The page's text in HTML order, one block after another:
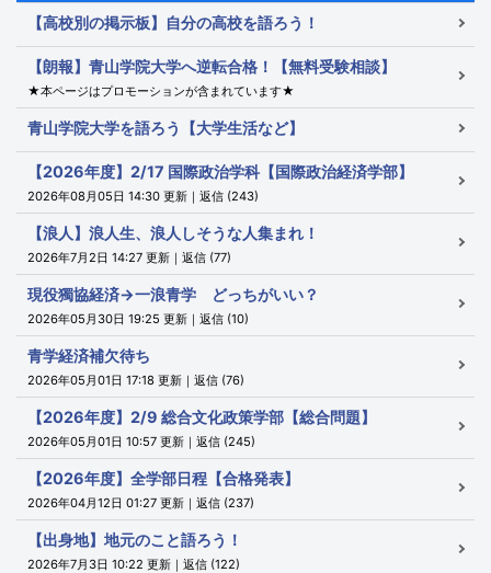
【高校別の掲示板】自分の高校を語ろう！
【朗報】青山学院大学へ逆転合格！【無料受験相談】
★本ページはプロモーションが含まれています★
青山学院大学を語ろう【大学生活など】
【2026年度】2/17 国際政治学科【国際政治経済学部】
2026年08月05日 14:30 更新｜返信 (243)
【浪人】浪人生、浪人しそうな人集まれ！
2026年7月2日 14:27 更新｜返信 (77)
現役獨協経済→一浪青学 どっちがいい？
2026年05月30日 19:25 更新｜返信 (10)
青学経済補欠待ち
2026年05月01日 17:18 更新｜返信 (76)
【2026年度】2/9 総合文化政策学部【総合問題】
2026年05月01日 10:57 更新｜返信 (245)
【2026年度】全学部日程【合格発表】
2026年04月12日 01:27 更新｜返信 (237)
【出身地】地元のこと語ろう！
2026年7月3日 10:22 更新｜返信 (122)